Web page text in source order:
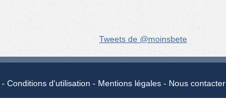
Tweets de @moinsbete
Conditions d'utilisation Mentions légales Nous contacter